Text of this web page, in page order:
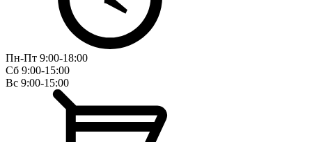
Пн-Пт 9:00-18:00
Сб 9:00-15:00
Вс 9:00-15:00